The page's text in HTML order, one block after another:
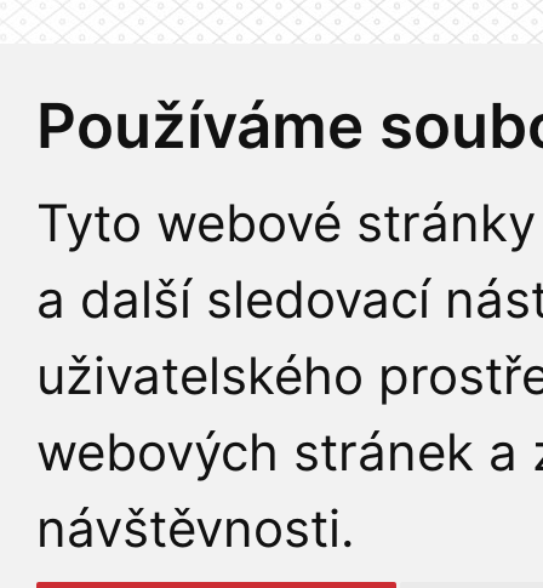
Používáme
Tyto webové
a další sledovací
uživatelského
webových stránek a
návštěvnosti.